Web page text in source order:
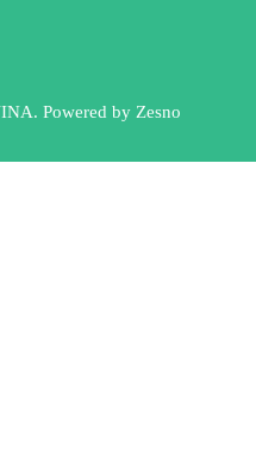
Powered by Zesno